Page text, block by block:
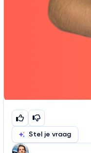
Stel je vraag